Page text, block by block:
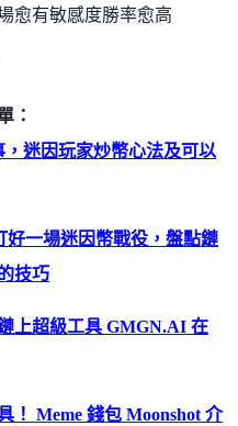
愈有敏感度勝率愈高
：
，迷因玩家炒幣心法及可以
好一場迷因幣戰役，盤點鏈
技巧
上超級工具 GMGN.AI 在
！ Meme 錢包 Moonshot 介